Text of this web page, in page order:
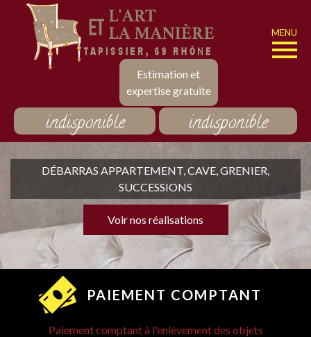
Estimation et
expertise gratuite
MENU
indisponible indisponible
DÉBARRAS APPARTEMENT, CAVE, GRENIER,
SUCCESSIONS
Voir nos réalisations
PAIEMENT COMPTANT
Paiement comptant à l'enlèvement des objets